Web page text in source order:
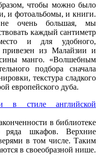
чтобы можно было
и фотоальбомы, и книги.
не очень большая, мы
каждый сантиметр
и для удобного,
привезен из Малайзии и
манго. «Волшебным
подбора сначала
текстура сладкого
европейского дуба.
в библиотеке
ряда шкафов. Верхние
в том числе. Таким
в своеобразной нише.